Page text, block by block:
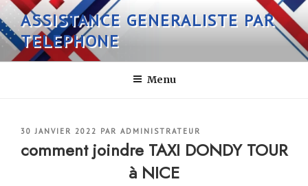
Aller
au
contenu
principal
ASSISTANCE GENERALISTE PAR
TELEPHONE
Menu
PUBLIÉ
30 JANVIER 2022 PAR ADMINISTRATEUR
comment joindre TAXI DONDY TOUR
à NICE